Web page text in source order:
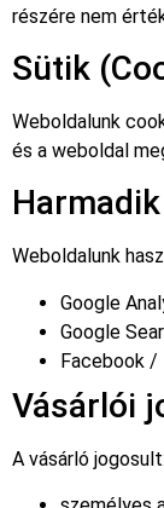
részére nem
Sütik
Weboldalunk
és a weboldal
Weboldalunk
Google
Google
Facebook /
Vásárlói
A vásárló jogosult: